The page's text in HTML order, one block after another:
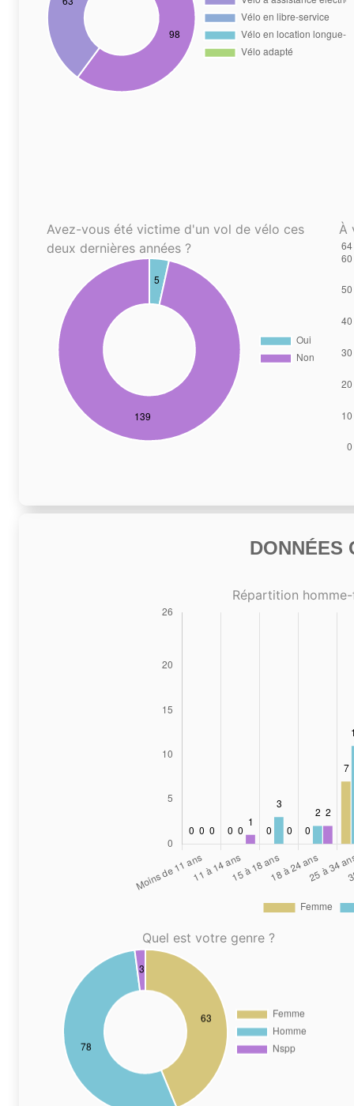
Avez-vous été victime d'un vol de vélo ces
deux dernières années ?
À
DONNÉES
Répartition
Quel est votre genre ?